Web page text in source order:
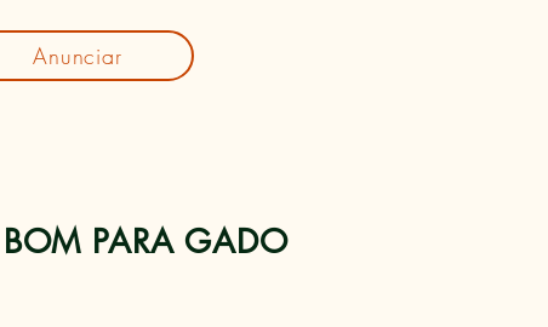
Anunciar
PARA GADO